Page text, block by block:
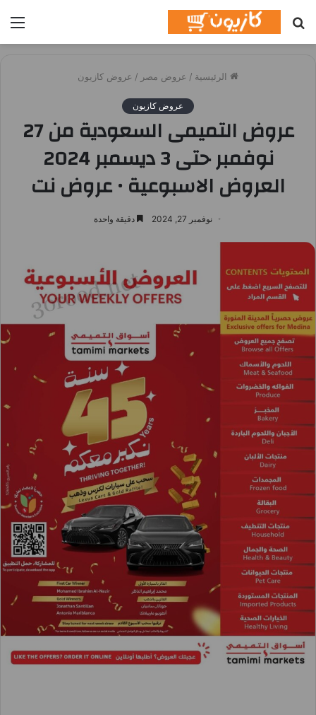
عن
الرئيسية / عروض مصر / عروض كازيون
عروض كازيون
عروض التميمى السعودية من 27
نوفمبر حتى 3 ديسمبر 2024
العروض الاسبوعية • عروض نت
نوفمبر 27, 2024 دقيقة واحدة